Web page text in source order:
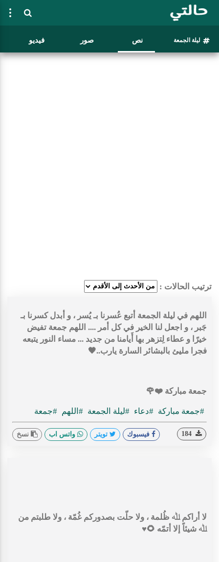
ليلة الجمعة نص صور فيديو
ترتيب الحالات :
اللهم في ليلة الجمعة أتبع عُسرنا بـ يُسر ، و أبدل كسرنا بـ
جَبر ، و اجعل لنا الخير في كل أمر .... اللهم جمعة تفيض
خيرًا و عطاء لِتزهر بها ‏أَيامنا من جديد ... مساء النور يتبعه
فجرا مليئ بالبشائر السارة يارب..🖤
جمعة مباركة ⁦❤️⁩⁦🌹
#جمعة مباركة #دعاء #ليلة الجمعة #اللهم #جمعة
فيسبوك تويتر واتس اب نسخ
لا أراكم ﷲ ظُلمة ، ولا حلّت بصدوركم غُمّة ، ولا طلبتم من
ﷲ شيئاً إلا أتمّه 🌻♥️